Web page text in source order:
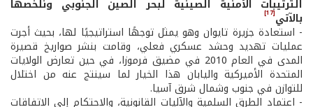
الترتيبات الأمنية الصينية لبحر الصين الجنوبي ونلخصها
بالآتي[17]
- استعادة جزيرة تايوان وهو يمثل توجهًا استراتيجيًا لها، بحيث أجرت
عمليات تهديد وحشد عسكري فعلي، وقامت بنشر صواريخ قصيرة
المدى في العام 2010 في مضيق فرموزا، في حين تعارض الولايات
المتحدة الأميركية واليابان هذا الخيار لما سينتج عنه من اختلال
للتوازن في جنوب وشمال شرق آسيا.
- اعتماد الطرق السلمية والآليات القانونية، والاحتكام إلى الاتفاقات